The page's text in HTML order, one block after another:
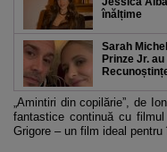
înălțime
Sarah
Prinze Jr.
„Amintiri din copilărie”, de
fantastice continuă cu
Grigore – un film ideal